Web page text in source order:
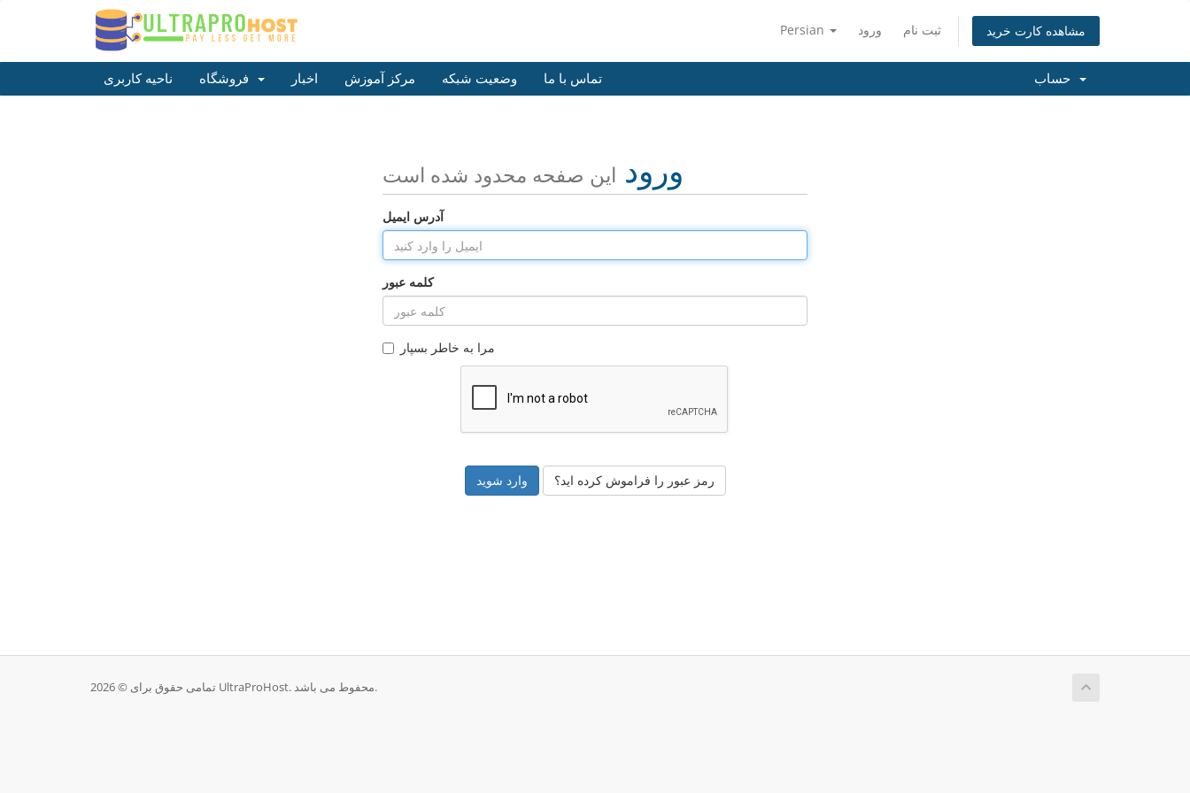
Persian ورود ثبت نام مشاهده کارت خرید
ناحیه کاربری اخبار مرکز آموزش وضعیت شبکه تماس با ما
ورود این صفحه محدود شده است
آدرس ایمیل
کلمه عبور
مرا به خاطر بسپار
رمز عبور را فراموش کرده اید؟
تمامی حقوق برای © 2026 UltraProHost. محفوط می باشد.